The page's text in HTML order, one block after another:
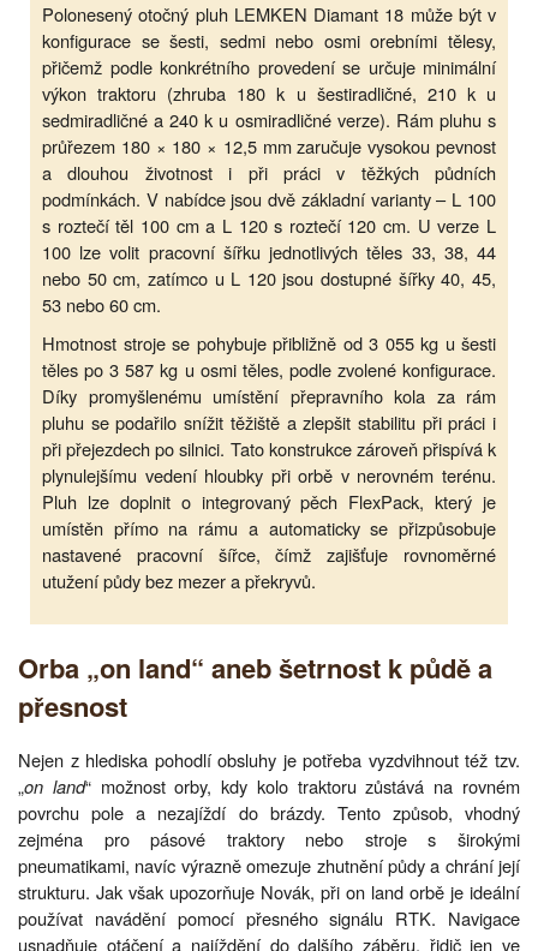
Polonesený otočný pluh LEMKEN Diamant 18 může být v
konfigurace se šesti, sedmi nebo osmi orebními tělesy,
přičemž podle konkrétního provedení se určuje minimální
výkon traktoru (zhruba 180 k u šestiradličné, 210 k u
sedmiradličné a 240 k u osmiradličné verze). Rám pluhu s
průřezem 180 × 180 × 12,5 mm zaručuje vysokou pevnost
a dlouhou životnost i při práci v těžkých půdních
podmínkách. V nabídce jsou dvě základní varianty – L 100
s roztečí těl 100 cm a L 120 s roztečí 120 cm. U verze L
100 lze volit pracovní šířku jednotlivých těles 33, 38, 44
nebo 50 cm, zatímco u L 120 jsou dostupné šířky 40, 45,
53 nebo 60 cm.
Hmotnost stroje se pohybuje přibližně od 3 055 kg u šesti
těles po 3 587 kg u osmi těles, podle zvolené konfigurace.
Díky promyšlenému umístění přepravního kola za rám
pluhu se podařilo snížit těžiště a zlepšit stabilitu při práci i
při přejezdech po silnici. Tato konstrukce zároveň přispívá k
plynulejšímu vedení hloubky při orbě v nerovném terénu.
Pluh lze doplnit o integrovaný pěch FlexPack, který je
umístěn přímo na rámu a automaticky se přizpůsobuje
nastavené pracovní šířce, čímž zajišťuje rovnoměrné
utužení půdy bez mezer a překryvů.
Orba „on land“ aneb šetrnost k půdě a
přesnost
Nejen z hlediska pohodlí obsluhy je potřeba vyzdvihnout též tzv.
„on land“ možnost orby, kdy kolo traktoru zůstává na rovném
povrchu pole a nezajíždí do brázdy. Tento způsob, vhodný
zejména pro pásové traktory nebo stroje s širokými
pneumatikami, navíc výrazně omezuje zhutnění půdy a chrání její
strukturu. Jak však upozorňuje Novák, při on land orbě je ideální
používat navádění pomocí přesného signálu RTK. Navigace
usnadňuje otáčení a najíždění do dalšího záběru, řidič jen ve